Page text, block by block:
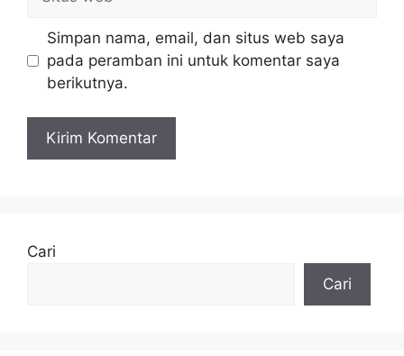
web
Simpan nama, email, dan situs web saya
pada peramban ini untuk komentar saya
berikutnya.
Cari
Cari